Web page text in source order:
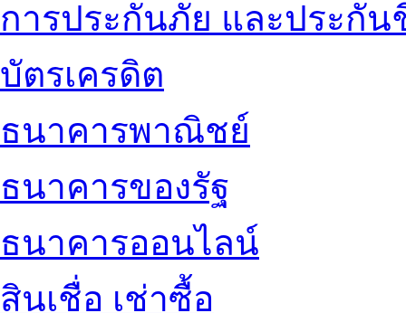
การประกันภัย และประกัน
บัตรเครดิต
ธนาคารพาณิชย์
ธนาคารของรัฐ
ธนาคารออนไลน์
สินเชื่อ เช่าซื้อ